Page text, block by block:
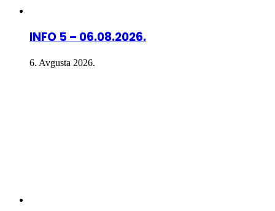
INFO 5 – 06.08.2026.
6. Avgusta 2026.